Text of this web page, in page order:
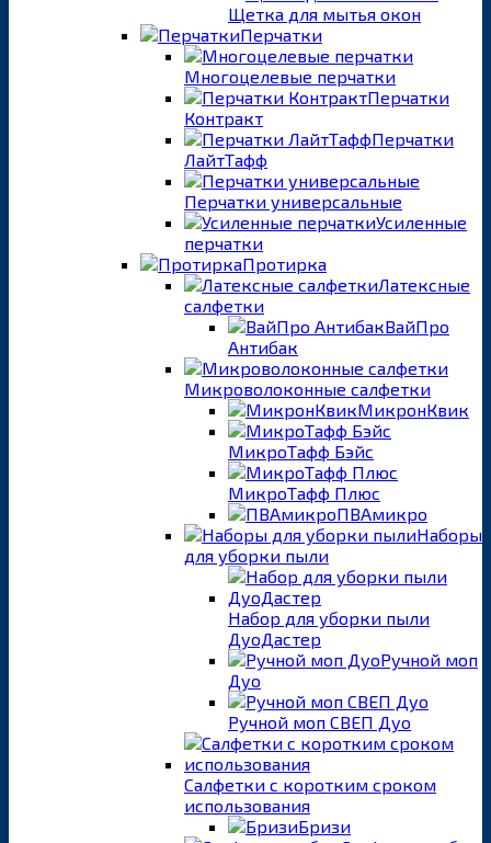
Щетка для мытья окон
Перчатки
Многоцелевые перчатки
Перчатки
Контракт
Перчатки
ЛайтТафф
Перчатки универсальные
Усиленные
перчатки
Протирка
Латексные
салфетки
ВайПро
Антибак
Микроволоконные салфетки
МикронКвик
МикроТафф Бэйс
МикроТафф Плюс
ПВАмикро
Наборы
для уборки пыли
Набор для уборки пыли
ДуоДастер
Ручной моп
Дуо
Ручной моп СВЕП Дуо
Салфетки с коротким сроком
использования
Бризи